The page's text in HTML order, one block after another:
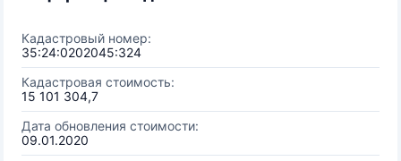
Кадастровый номер:
35:24:0202045:324
Кадастровая стоимость:
15 101 304,7
Дата обновления стоимости:
09.01.2020